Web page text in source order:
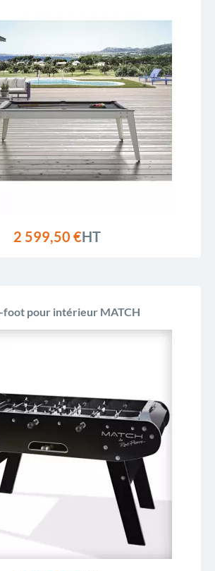
2 599,50 €HT
foot pour intérieur MATCH